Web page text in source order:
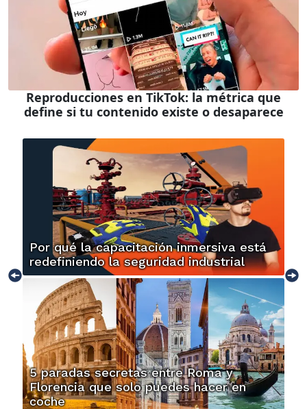
Reproducciones en TikTok: la métrica que
define si tu contenido existe o desaparece
Por qué la capacitación inmersiva está
redefiniendo la seguridad industrial
5 paradas secretas entre Roma y
Florencia que solo puedes hacer en
coche